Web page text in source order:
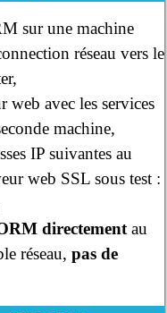
sur une machine
réseau vers le
web avec les services
machine,
IP suivantes au
web SSL sous test :
directementau
réseau,pas de